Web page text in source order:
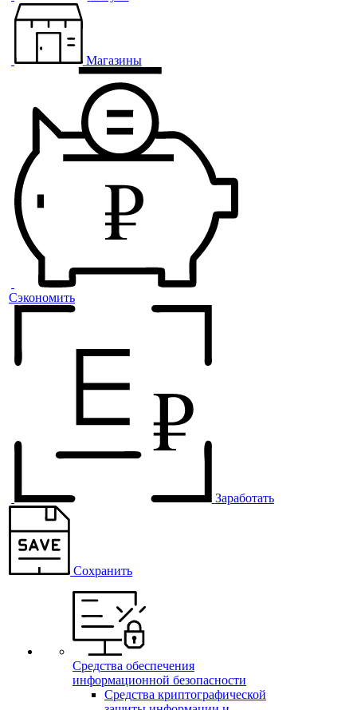
Магазины
Сэкономить
Заработать
Сохранить
Средства обеспечения
информационной безопасности
Средства криптографической